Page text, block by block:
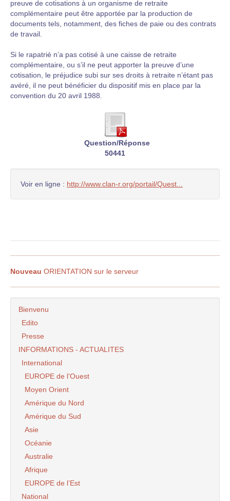
preuve de cotisations à un organisme de retraite
complémentaire peut être apportée par la production de
documents tels, notamment, des fiches de paie ou des contrats
de travail.
Si le rapatrié n’a pas cotisé à une caisse de retraite
complémentaire, ou s’il ne peut apporter la preuve d’une
cotisation, le préjudice subi sur ses droits à retraite n’étant pas
avéré, il ne peut bénéficier du dispositif mis en place par la
convention du 20 avril 1988.
Question/Réponse
50441
Voir en ligne : http://www.clan-r.org/portail/Quest...
Nouveau ORIENTATION sur le serveur
Bienvenu
Edito
Presse
INFORMATIONS - ACTUALITES
International
EUROPE de l’Ouest
Moyen Orient
Amérique du Nord
Amérique du Sud
Asie
Océanie
Australie
Afrique
EUROPE de l’Est
National